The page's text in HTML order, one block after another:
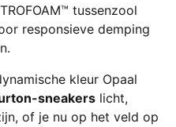
tussenzool
responsieve demping
kleur Opaal
sneakers licht,
of je nu op het veld op